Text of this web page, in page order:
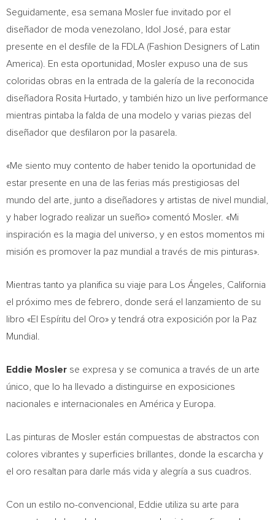
Seguidamente, esa semana Mosler fue invitado por el
diseñador de moda venezolano, Idol José, para estar
presente en el desfile de la FDLA (Fashion Designers of
Latin
America). En esta oportunidad, Mosler expuso una de sus
coloridas obras en la entrada de la galería de la reconocida
diseñadora Rosita Hurtado , y también hizo un live performance
mientras pintaba la falda de una modelo y varias piezas del
diseñador que desfilaron por la pasarela.
«Me siento muy contento de haber tenido la oportunidad de
estar presente en una de las ferias más prestigiosas del
mundo del arte, junto a diseñadores y artistas de nivel mundial,
y haber logrado realizar un sueño» comentó Mosler. «Mi
inspiración es la magia del universo, y en estos momentos mi
misión es promover la paz mundial a través de mis pinturas».
Mientras tanto ya planifica su viaje para Los Ángeles, California
el próximo mes de febrero, donde será el lanzamiento de su
libro «El Espíritu del Oro» y tendrá otra exposición por la Paz
Mundial.
Eddie Mosler se expresa y se comunica a través de un arte
único, que lo ha llevado a distinguirse en exposiciones
nacionales e internacionales en América y Europa.
Las pinturas de Mosler están compuestas de abstractos con
colores vibrantes y superficies brillantes, donde la escarcha y
el oro resaltan para darle más vida y alegría a sus cuadros.
Con un estilo no-convencional, Eddie utiliza su arte para